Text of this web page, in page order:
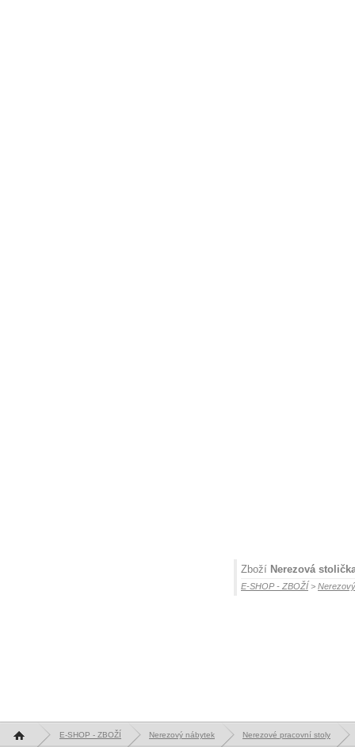
Zboží Nerezová
E-SHOP - ZBOŽÍ >
Hlavní stránka E-SHOP - ZBOŽÍ Nerezový nábytek Nerezové pracovní stoly